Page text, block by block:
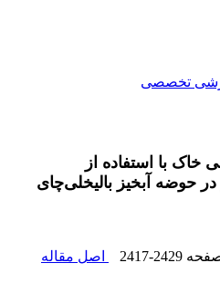
تخصصی
خاک با استفاده از
آبخیز بالیخلی‌چای
2417-2429
اصل مقاله